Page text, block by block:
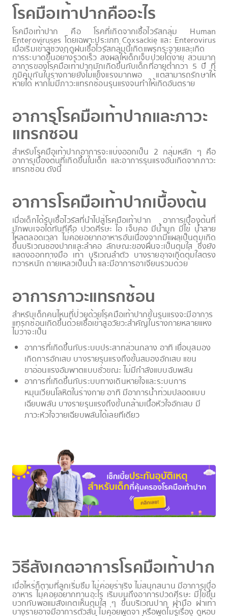
โรคมือเท้าปากคืออะไร
โรคมือเท้าปาก คือ โรคที่เกิดจากเชื้อไวรัสกลุ่ม Human
Enteroviruses โดยเฉพาะประเภท Coxsackie และ Enterovirus
เมื่อเริ่มเข้าสู่ช่วงฤดูฝนเชื้อไวรัสกลุ่มนี้เกิดแพร่กระจายและเกิด
การระบาดขึ้นอย่างรวดเร็ว ส่งผลให้เด็กเจ็บป่วยได้ง่าย ส่วนมาก
อาการของโรคมือเท้าปากมักเกิดขึ้นกับเด็กที่อายุต่ำกว่า 5 ปี ที่
ภูมิคุ้มกันในร่างกายยังไม่แข็งแรงมากพอ แต่สามารถรักษาให้
หายได้ หากไม่มีภาวะแทรกซ้อนรุนแรงจนทำให้เกิดอันตราย
อาการโรคมือเท้าปากและภาวะ
แทรกซ้อน
สำหรับโรคมือเท้าปากอาการจะแบ่งออกเป็น 2 กลุ่มหลัก ๆ คือ
อาการเบื้องต้นที่เกิดขึ้นในเด็ก และอาการรุนแรงอันเกิดจากภาวะ
แทรกซ้อน ดังนี้
อาการโรคมือเท้าปากเบื้องต้น
เมื่อเด็กได้รับเชื้อไวรัสที่นำไปสู่โรคมือเท้าปาก อาการเบื้องต้นที่
มักพบเจอได้ทันทีคือ ปวดศีรษะ ไอ เจ็บคอ มีน้ำมูก มีไข้ น้ำลาย
ไหลตลอดเวลา ไม่ค่อยอยากอาหารอันเนื่องจากมีแผลเป็นตุ่มเกิด
ขึ้นบริเวณช่องปากและลำคอ ลักษณะของผื่นจะเป็นตุ่มใส ซึ่งยัง
แสดงออกทางมือ เท้า บริเวณลำตัว บางรายอาจเกิดตุ่มใสตรง
ทวารหนัก ถ่ายเหลวเป็นน้ำ และมีอาการอาเจียนร่วมด้วย
อาการภาวะแทรกซ้อน
สำหรับเด็กคนไหนที่ป่วยด้วยโรคมือเท้าปากขั้นรุนแรงจะมีอาการ
แทรกซ้อนเกิดขึ้นด้วยเชื้อเข้าสู่อวัยวะสำคัญในร่างกายหลายแห่ง
ไม่ว่าจะเป็น
อาการที่เกิดขึ้นกับระบบประสาทส่วนกลาง อาทิ เยื่อบุสมอง
เกิดการอักเสบ บางรายรุนแรงถึงขั้นสมองอักเสบ แขน
ขาอ่อนแรงอัมพาตแบบชั่วขณะ ไม่มีกำลังแบบฉับพลัน
อาการที่เกิดขึ้นกับระบบทางเดินหายใจและระบบการ
หมุนเวียนโลหิตในร่างกาย อาทิ มีอาการน้ำท่วมปลอดแบบ
เฉียบพลัน บางรายรุนแรงถึงขั้นกล้ามเนื้อหัวใจอักเสบ มี
ภาวะหัวใจวายเฉียบพลันได้เลยทีเดียว
วิธีสังเกตอาการโรคมือเท้าปาก
เมื่อไหร่ก็ตามที่ลูกเริ่มซึม ไม่ค่อยร่าเริง ไม่สนุกสนาน มีอาการเบื่อ
อาหาร ไม่ค่อยอยากทานอะไร เริ่มบ่นถึงอาการปวดศีรษะ มีไข้ขึ้น
บวกกับพ่อแม่สังเกตเห็นตุ่มใส ๆ ขึ้นบริเวณปาก ฝ่ามือ ฝ่าเท้า
บางรายอาจมีอาการตัวสั่น ไม่ค่อยพูดจา หรือพูดไม่รู้เรื่อง ดูหอบ